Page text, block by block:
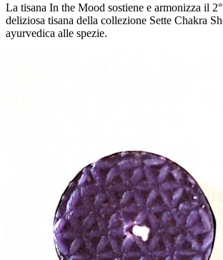
La tisana In the Mood sostiene e armonizza il
deliziosa tisana della collezione Sette Chakra
ayurvedica alle spezie.